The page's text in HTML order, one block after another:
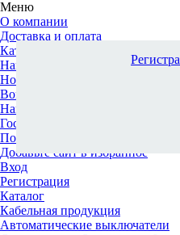
Меню
О компании
Доставка и оплата
Каталог
Наши офисы
Новости и новинки
Вопрос-ответ
Наша команда
Гос. заказчикам
Поставщикам
Добавьте сайт в избранное
Вход
Регистрация
Каталог
Кабельная продукция
Автоматические выключатели